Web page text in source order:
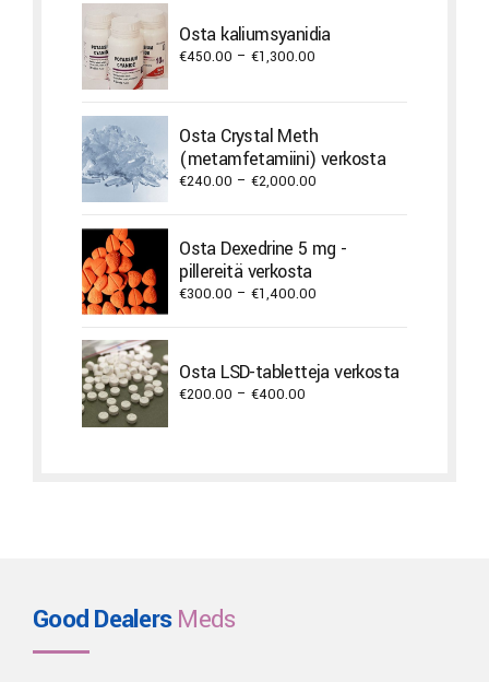
Osta kaliumsyanidia
€450.00 – €1,300.00
€1,300.00
Osta Crystal Meth
(metamfetamiini) verkosta
€240.00 – €2,000.00
through
Osta Dexedrine 5 mg -
pillereitä verkosta
€300.00 – €1,400.00
through
€1,400.00
Osta LSD-tabletteja verkosta
€200.00 – €400.00
Good DealersMeds